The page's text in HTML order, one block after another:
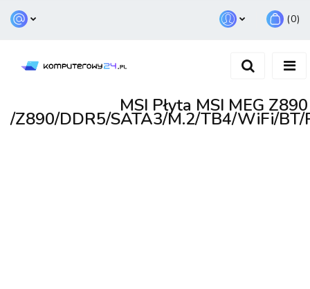
Zarejestruj się
(0)
MSI Płyta MSI MEG
/Z890/DDR5/SATA3/M.2/TB4/WiFi/BT/